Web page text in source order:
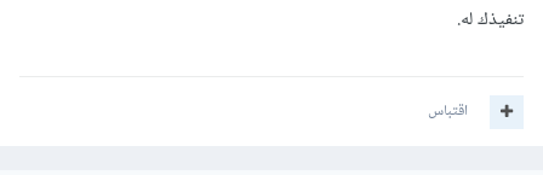
تنفيذك له.
اقتباس